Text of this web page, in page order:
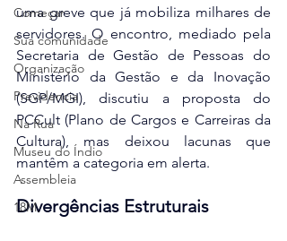
Começar
Sua comunidade
Organização
Previdencia
Na Rua
Museu do Índio
Assembleia
18M
uma greve que já mobiliza milhares de
servidores. O encontro, mediado pela
Secretaria de Gestão de Pessoas do
Ministério da Gestão e da Inovação
(SGP/MGI), discutiu a proposta do
PCCult (Plano de Cargos e Carreiras da
Cultura), mas deixou lacunas que
mantêm a categoria em alerta.
Divergências Estruturais